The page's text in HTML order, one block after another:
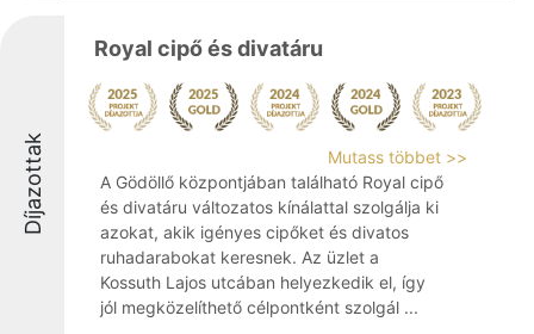
Díjazottak
Royal cipő és divatáru
Mutass többet >>
A Gödöllő központjában található Royal cipő
és divatáru változatos kínálattal szolgálja ki
azokat, akik igényes cipőket és divatos
ruhadarabokat keresnek. Az üzlet a
Kossuth Lajos utcában helyezkedik el, így
jól megközelíthető célpontként szolgál ...